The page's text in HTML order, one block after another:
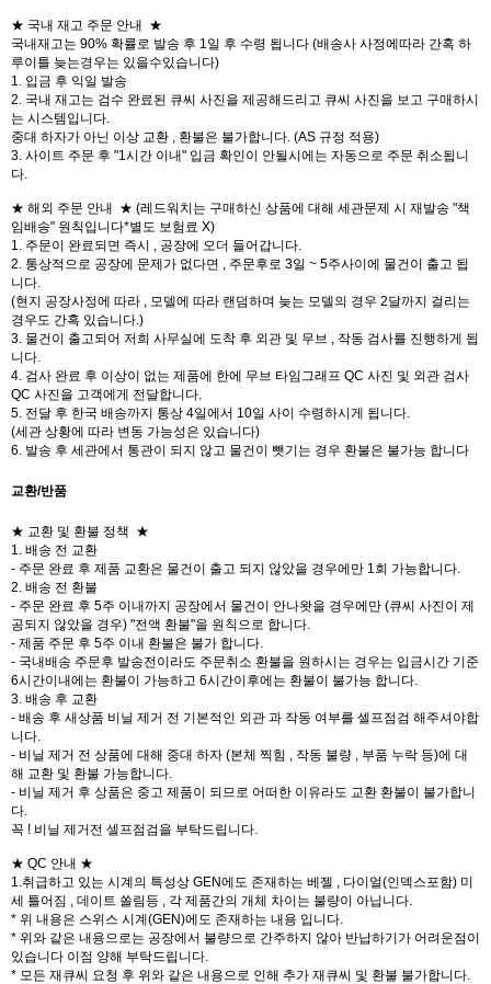
★ 국내 재고 주문 안내 ★
국내재고는 90% 확률로 발송 후 1일 후 수령 됩니다 (배송사 사정에따라 간혹 하
루이틀 늦는경우는 있을수있습니다)
1. 입금 후 익일 발송
2. 국내 재고는 검수 완료된 큐씨 사진을 제공해드리고 큐씨 사진을 보고 구매하시
는 시스템입니다.
중대 하자가 아닌 이상 교환 , 환불은 불가합니다. (AS 규정 적용)
3. 사이트 주문 후 "1시간 이내" 입금 확인이 안될시에는 자동으로 주문 취소됩니
다.
★ 해외 주문 안내 ★ (레드워치는 구매하신 상품에 대해 세관문제 시 재발송 "책
임배송" 원칙입니다*별도 보험료 X)
1. 주문이 완료되면 즉시 , 공장에 오더 들어갑니다.
2. 통상적으로 공장에 문제가 없다면 , 주문후로 3일 ~ 5주사이에 물건이 출고 됩
니다.
(현지 공장사정에 따라 , 모델에 따라 랜덤하며 늦는 모델의 경우 2달까지 걸리는
경우도 간혹 있습니다.)
3. 물건이 출고되어 저희 사무실에 도착 후 외관 및 무브 , 작동 검사를 진행하게 됩
니다.
4. 검사 완료 후 이상이 없는 제품에 한에 무브 타임그래프 QC 사진 및 외관 검사
QC 사진을 고객에게 전달합니다.
5. 전달 후 한국 배송까지 통상 4일에서 10일 사이 수령하시게 됩니다.
(세관 상황에 따라 변동 가능성은 있습니다)
6. 발송 후 세관에서 통관이 되지 않고 물건이 뺏기는 경우 환불은 불가능 합니다
교환/반품
★ 교환 및 환불 정책 ★
1. 배송 전 교환
- 주문 완료 후 제품 교환은 물건이 출고 되지 않았을 경우에만 1회 가능합니다.
2. 배송 전 환불
- 주문 완료 후 5주 이내까지 공장에서 물건이 안나왓을 경우에만 (큐씨 사진이 제
공되지 않았을 경우) "전액 환불"을 원칙으로 합니다.
- 제품 주문 후 5주 이내 환불은 불가 합니다.
- 국내배송 주문후 발송전이라도 주문취소 환불을 원하시는 경우는 입금시간 기준
6시간이내에는 환불이 가능하고 6시간이후에는 환불이 불가능 합니다.
3. 배송 후 교환
- 배송 후 새상품 비닐 제거 전 기본적인 외관 과 작동 여부를 셀프점검 해주셔야합
니다.
- 비닐 제거 전 상품에 대해 중대 하자 (본체 찍힘 , 작동 불량 , 부품 누락 등)에 대
해 교환 및 환불 가능합니다.
- 비닐 제거 후 상품은 중고 제품이 되므로 어떠한 이유라도 교환 환불이 불가합니
다.
꼭 ! 비닐 제거전 셀프점검을 부탁드립니다.
★ QC 안내 ★
1.취급하고 있는 시계의 특성상 GEN에도 존재하는 베젤 , 다이얼(인덱스포함) 미
세 틀어짐 , 데이트 쏠림등 , 각 제품간의 개체 차이는 불량이 아닙니다.
* 위 내용은 스위스 시계(GEN)에도 존재하는 내용 입니다.
* 위와 같은 내용으로는 공장에서 불량으로 간주하지 않아 반납하기가 어려운점이
있습니다 이점 양해 부탁드립니다.
* 모든 재큐씨 요청 후 위와 같은 내용으로 인해 추가 재큐씨 및 환불 불가합니다.